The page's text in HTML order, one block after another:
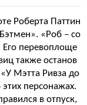
Роберта Паттин
«Роб – со
перевоплоще
также останов
Мэтта Ривза до
персонажах.
в отпуск,